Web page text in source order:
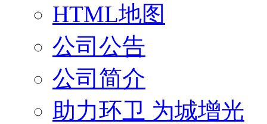
HTML地图
公司公告
公司简介
助力环卫 为城增光